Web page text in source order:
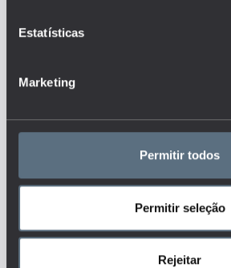
Estatísticas
Marketing
Permitir todos
Permitir seleção
Rejeitar
educação e como tem evoluído
Tags
EFICIÊNCIA FORMATIVA
ENSINO BÁSICO
ENSINO SECUNDÁRIO ENSINO